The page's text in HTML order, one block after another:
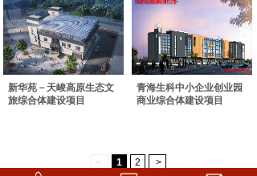
新华苑－天峻高原生态文
旅综合体建设项目
青海生科中小企业创业园
商业综合体建设项目
< 1 2 >